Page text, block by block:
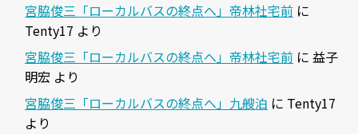
宮脇俊三「ローカルバスの終点へ」帝林社宅前 に
Tenty17 より
宮脇俊三「ローカルバスの終点へ」帝林社宅前 に 益子
明宏 より
宮脇俊三「ローカルバスの終点へ」九艘泊 に Tenty17
より